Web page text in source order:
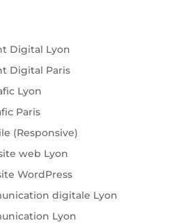
Digital Lyon
Digital Paris
Lyon
Paris
(Responsive)
web Lyon
WordPress
digitale Lyon
Lyon